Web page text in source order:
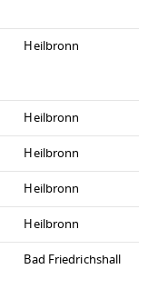
Heilbronn
Heilbronn
Heilbronn
Heilbronn
Heilbronn
Bad Friedrichshall